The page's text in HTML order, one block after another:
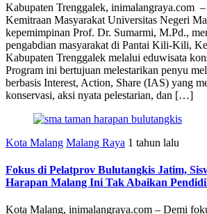
Kabupaten Trenggalek, inimalangraya.com –
Kemitraan Masyarakat Universitas Negeri
kepemimpinan Prof. Dr. Sumarmi, M.Pd.,
pengabdian masyarakat di Pantai Kili-Kili,
Kabupaten Trenggalek melalui eduwisata
Program ini bertujuan melestarikan penyu
berbasis Interest, Action, Share (IAS) yang
konservasi, aksi nyata pelestarian, dan […]
Kota Malang Malang Raya 1 tahun lalu
Fokus di Pelatprov Bulutangkis Jatim,
Harapan Malang Ini Tak Abaikan
Kota Malang, inimalangraya.com – Demi